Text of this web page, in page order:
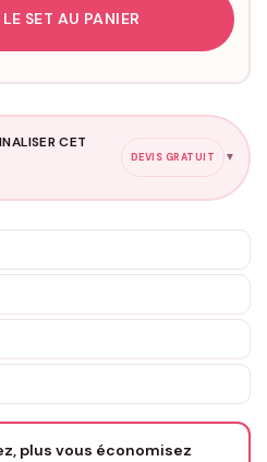
SET AU PANIER
CET
DEVIS GRATUIT ▼
de 3 à 10€ selon la demande
plus vous économisez